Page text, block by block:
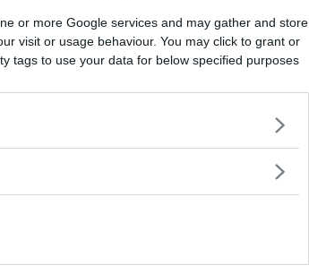
or more Google services and may gather and store
visit or usage behaviour. You may click to grant or
tags to use your data for below specified purposes
03-27 21:02
man
medlem?